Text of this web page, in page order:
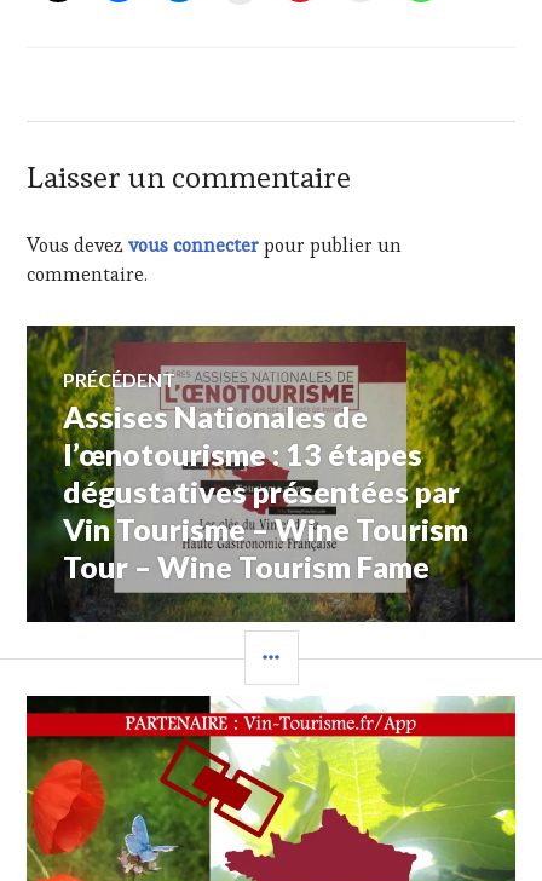
Laisser un commentaire
Vous devezvous connecterpour publier un
commentaire.
Navigation
de
l’article
PRÉCÉDENT
Article
précédent :
Assises Nationales de
l’œnotourisme : 13 étapes
dégustatives présentées par
Vin Tourisme – Wine Tourism
Tour – Wine Tourism Fame
LATÉRALE